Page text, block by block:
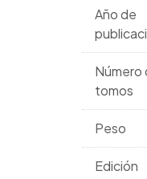
Año de
Número
tomos
Peso
Edición